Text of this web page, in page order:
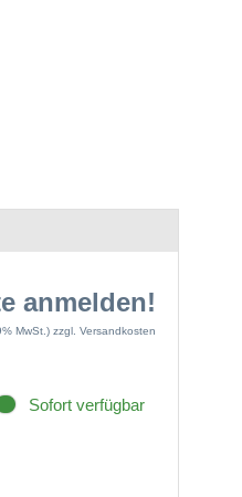
anmelden!
MwSt.) zzgl. Versandkosten
Sofort verfügbar